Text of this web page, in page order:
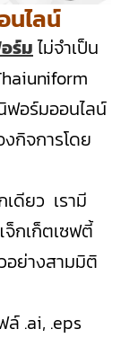
ไลน์
ร์มไม่จำเป็น
อร์มออนไลน์
กิจการโดย
ดียว เรามี
จ็กเก็ตเซฟตี้
อย่างสามมิติ
.ai, .eps